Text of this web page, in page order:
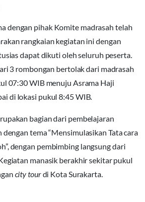
dengan pihak Komite madrasah telah
rangkaian kegiatan ini dengan
dapat dikuti oleh seluruh peserta.
3 rombongan bertolak dari madrasah
07:30 WIB menuju Asrama Haji
di lokasi pukul 8:45 WIB.
bagian dari pembelajaran
tema “Mensimulasikan Tata cara
dengan pembimbing langsung dari
manasik berakhir sekitar pukul
city tourdi Kota Surakarta.